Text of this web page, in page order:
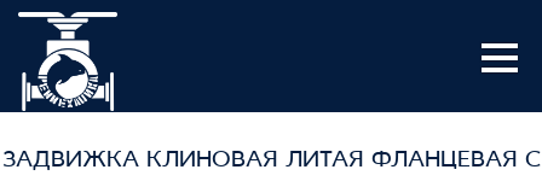
ЗАДВИЖКА КЛИНОВАЯ ЛИТАЯ ФЛАНЦЕВАЯ С